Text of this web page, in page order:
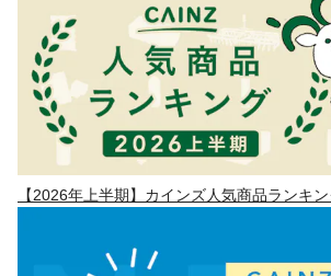
【2026年上半期】カインズ人気商品ランキ